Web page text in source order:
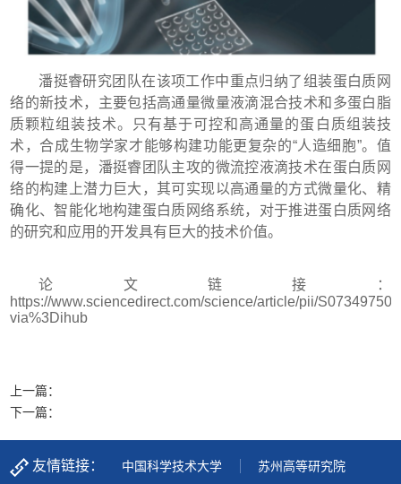
潘挺睿研究团队在该项工作中重点归纳了组装蛋白质网
络的新技术，主要包括高通量微量液滴混合技术和多蛋白脂
质颗粒组装技术。只有基于可控和高通量的蛋白质组装技
术，合成生物学家才能够构建功能更复杂的“人造细胞”。值
得一提的是，潘挺睿团队主攻的微流控液滴技术在蛋白质网
络的构建上潜力巨大，其可实现以高通量的方式微量化、精
确化、智能化地构建蛋白质网络系统，对于推进蛋白质网络
的研究和应用的开发具有巨大的技术价值。
论文链接：
https://www.sciencedirect.com/science/article/pii/
via%3Dihub
上一篇：
下一篇：
友情链接： 中国科学技术大学 苏州高等研究院